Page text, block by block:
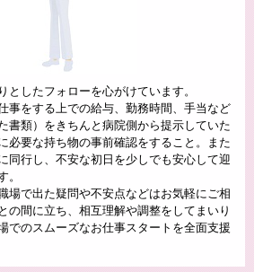
としたフォローを心がけています。
事をする上での給与、勤務時間、手当など
書類）をきちんと病院側から提示していた
必要な持ち物の事前確認をすること。また
同行し、不安な初日を少しでも安心して迎
。
場で出た疑問や不安点などはお気軽にご相
の間に立ち、相互理解や調整をしてまいり
でのスムーズなお仕事スタートを全面支援